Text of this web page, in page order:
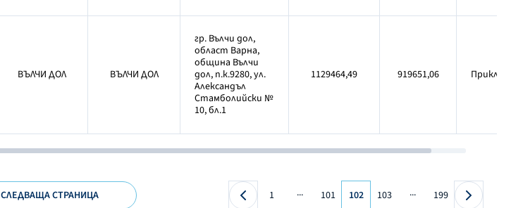
ВЪЛЧИ ДОЛ ВЪЛЧИ ДОЛ
гр. Вълчи дол,
област Варна,
община Вълчи
дол, п.к.9280, ул.
Александъл
Стамболийски №
10, бл.1
1129464,49 919651,06 Приключен
СЛЕДВАЩА СТРАНИЦА 1 ... 101 102 103 ... 199